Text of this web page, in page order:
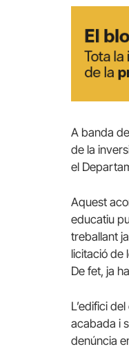
A banda
de la
el
Aquest
educatiu
treballant
licitació de
De fet, ja
L’edifici
acabada i
denúncia